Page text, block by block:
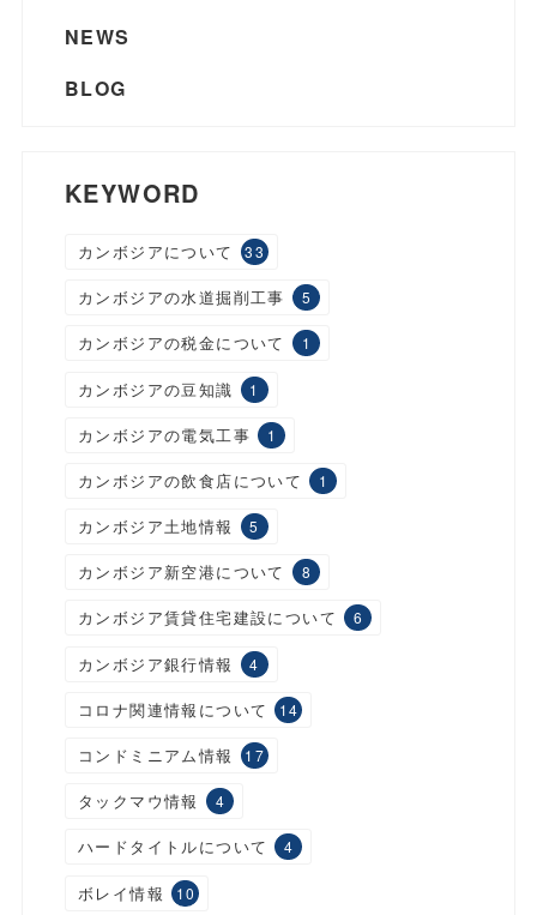
NEWS
BLOG
KEYWORD
カンボジアについて 33
カンボジアの水道掘削工事 5
カンボジアの税金について 1
カンボジアの豆知識 1
カンボジアの電気工事 1
カンボジアの飲食店について 1
カンボジア土地情報 5
カンボジア新空港について 8
カンボジア賃貸住宅建設について 6
カンボジア銀行情報 4
コロナ関連情報について 14
コンドミニアム情報 17
タックマウ情報 4
ハードタイトルについて 4
ボレイ情報 10